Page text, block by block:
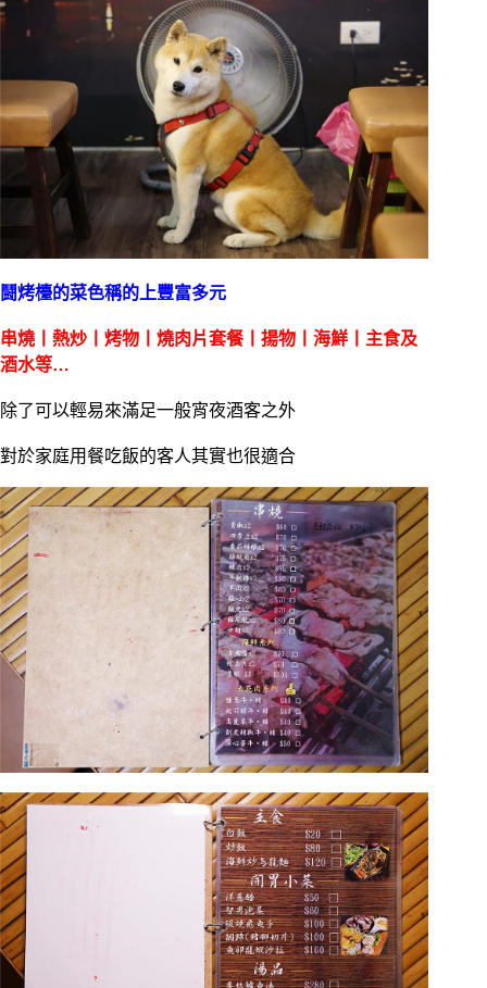
鬪烤檯的菜色稱的上豐富多元
串燒丨熱炒丨烤物丨燒肉片套餐丨揚物丨海鮮丨主食及
酒水等…
除了可以輕易來滿足一般宵夜酒客之外
對於家庭用餐吃飯的客人其實也很適合